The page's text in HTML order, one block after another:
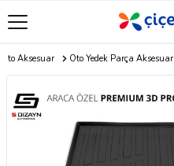
Oto Aksesuar Oto Yedek Parça Aksesuar